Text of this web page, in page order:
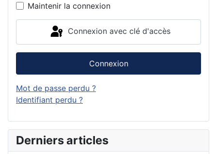
Maintenir la connexion
Connexion avec clé d'accès
Connexion
Mot de passe perdu ?
Identifiant perdu ?
Derniers articles